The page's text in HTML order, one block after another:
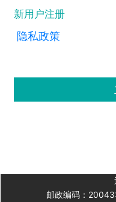
新用户注册
隐私政策
邮政编码：